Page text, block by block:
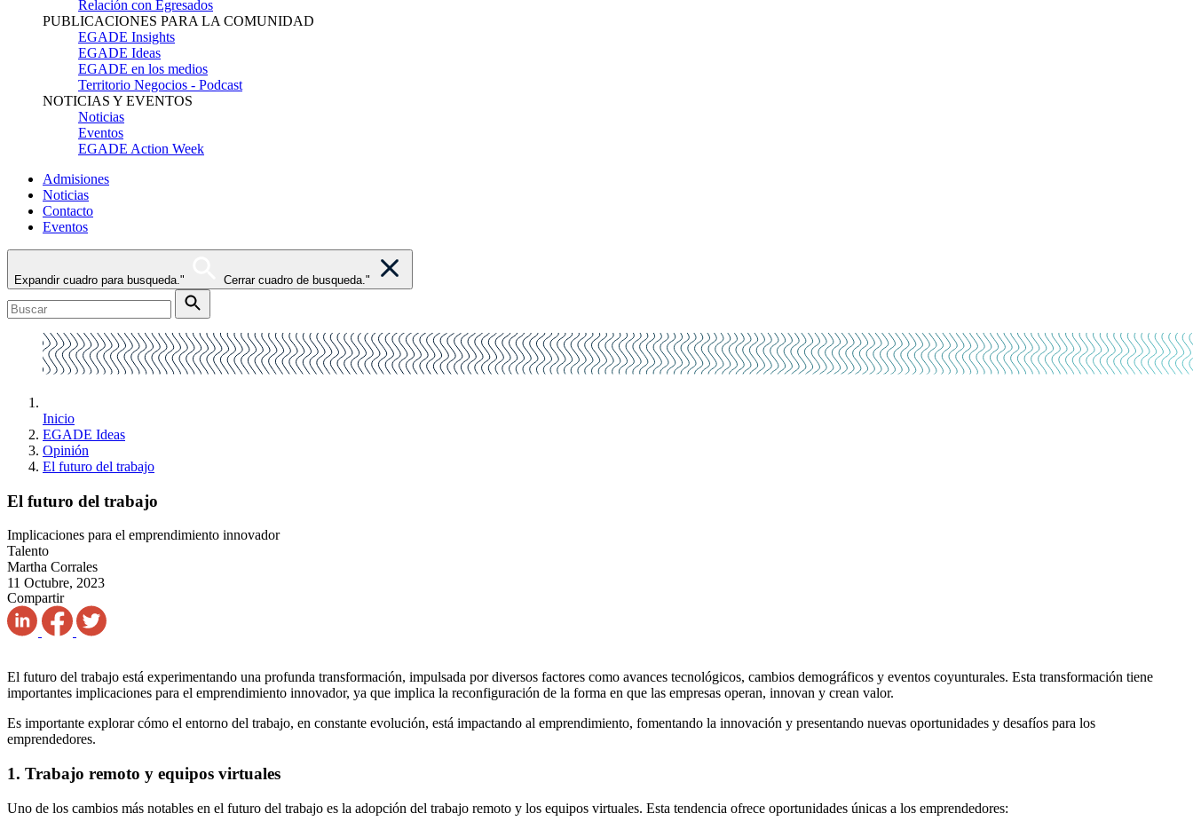
Relación con Egresados
PUBLICACIONES PARA LA COMUNIDAD
EGADE Insights
EGADE Ideas
EGADE en los medios
Territorio Negocios - Podcast
NOTICIAS Y EVENTOS
Noticias
Eventos
EGADE Action Week
Admisiones
Noticias
Contacto
Eventos
Expandir cuadro para busqueda." Cerrar cuadro de busqueda."
Inicio
EGADE Ideas
Opinión
El futuro del trabajo
El futuro del trabajo
Implicaciones para el emprendimiento innovador
Talento
Martha Corrales
11 Octubre, 2023
Compartir
El futuro del trabajo está experimentando una profunda transformación, impulsada por diversos factores como avances tecnológicos, cambios demográficos y eventos coyunturales. Esta transformación tiene
importantes implicaciones para el emprendimiento innovador, ya que implica la reconfiguración de la forma en que las empresas operan, innovan y crean valor.
Es importante explorar cómo el entorno del trabajo, en constante evolución, está impactando al emprendimiento, fomentando la innovación y presentando nuevas oportunidades y desafíos para los
emprendedores.
1. Trabajo remoto y equipos virtuales
Uno de los cambios más notables en el futuro del trabajo es la adopción del trabajo remoto y los equipos virtuales. Esta tendencia ofrece oportunidades únicas a los emprendedores: